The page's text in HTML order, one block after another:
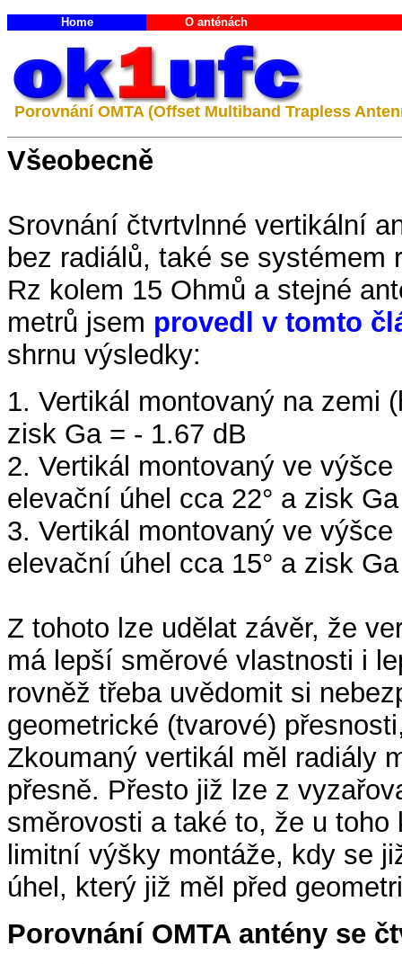
Home O anténách
Porovnání OMTA (Offset Multiband Trapless
Všeobecně
Srovnání čtvrtvlnné vertikální
bez radiálů, také se
Rz kolem 15 Ohmů a stejné
metrů jsem provedl v tomto
shrnu výsledky:
1. Vertikál montovaný na zemi
zisk Ga = - 1.67 dB
2. Vertikál montovaný ve
elevační úhel cca 22° a zisk
3. Vertikál montovaný ve
elevační úhel cca 15° a zisk
Z tohoto lze udělat závěr, že
má lepší směrové vlastnosti i
rovněž třeba uvědomit si
geometrické (tvarové)
Zkoumaný vertikál měl radiály
přesně. Přesto již lze z
směrovosti a také to, že u
limitní výšky montáže, kdy se
úhel, který již měl před
Porovnání OMTA antény se